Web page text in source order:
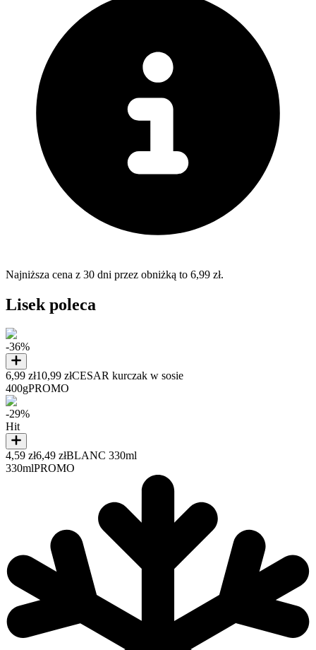
Najniższa cena z 30 dni przez obniżką to 6,99 zł.
Lisek poleca
-36%
6,99 zł10,99 złCESAR kurczak w sosie
400gPROMO
-29%
Hit
4,59 zł6,49 złBLANC 330ml
330mlPROMO